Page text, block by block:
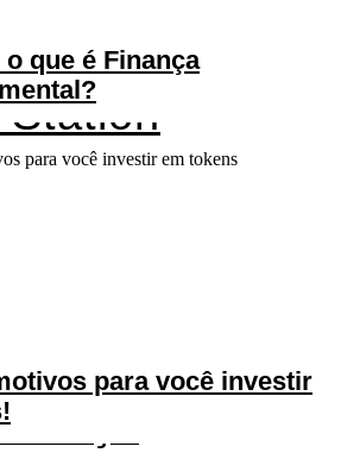
Station
o que é Finança
para você investir